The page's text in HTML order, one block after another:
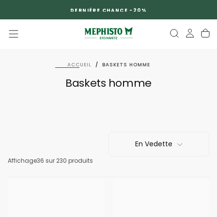
DERNIÈRE CHANCE -20%
ACCUEIL / BASKETS HOMME
Baskets homme
En Vedette
Affichage36 sur 230 produits